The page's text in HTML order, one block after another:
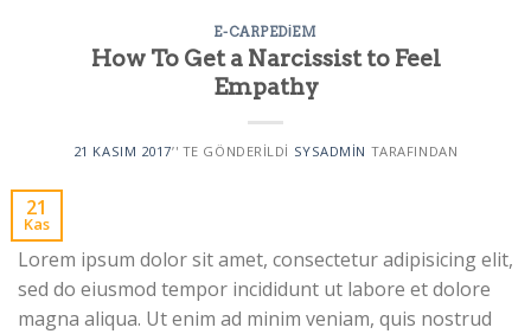
E-CARPEDIEM
How To Get a Narcissist to Feel
Empathy
21 KASIM 2017’' TE GÖNDERILDI SYSADMIN TARAFINDAN
21
Kas
Lorem ipsum dolor sit amet, consectetur adipisicing elit,
sed do eiusmod tempor incididunt ut labore et dolore
magna aliqua. Ut enim ad minim veniam, quis nostrud